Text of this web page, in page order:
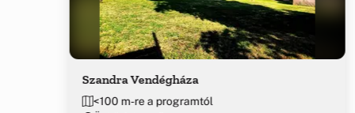
Szandra Vendégháza
<100 m-re a programtól